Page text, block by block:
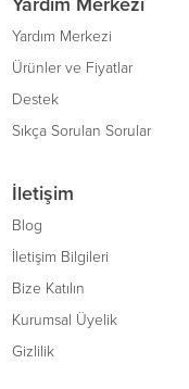
Yardım Merkezi
Ürünler ve Fiyatlar
Destek
Sıkça Sorulan Sorular
İletişim
Blog
İletişim Bilgileri
Bize Katılın
Kurumsal Üyelik
Gizlilik